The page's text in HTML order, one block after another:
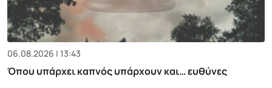
06.08.2026 | 13:43
Όπου υπάρχει καπνός υπάρχουν και… ευθύνες